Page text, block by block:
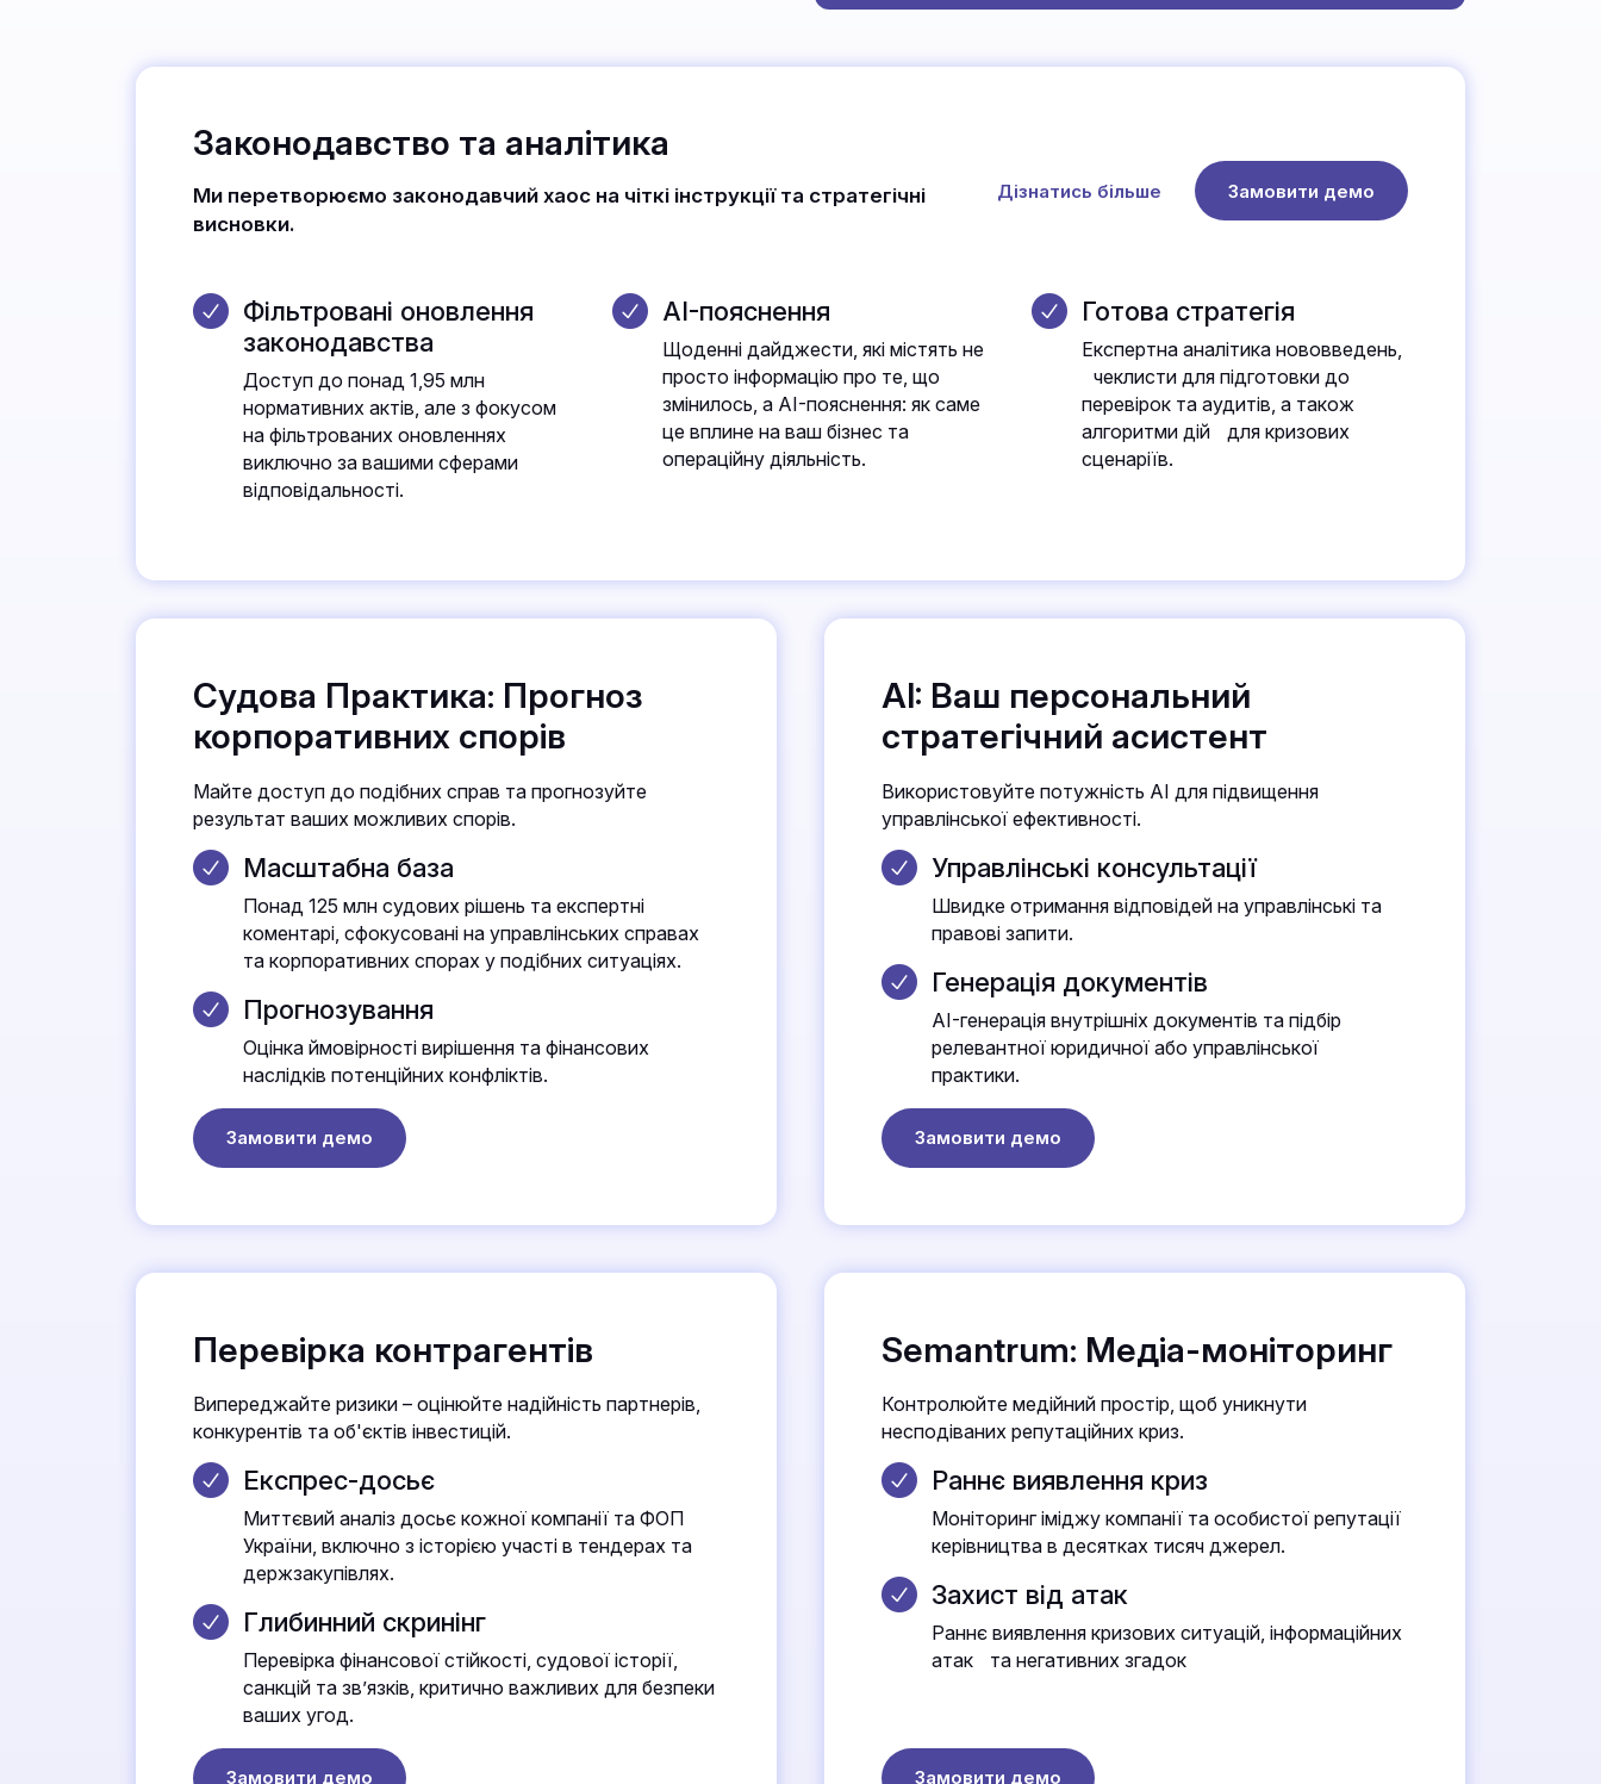
Законодавство та аналітика
Ми перетворюємо законодавчий хаос на чіткі інструкції та стратегічні
висновки.
Дізнатись більше Замовити демо
Фільтровані оновлення
законодавства
Доступ до понад 1,95 млн
нормативних актів, але з фокусом
на фільтрованих оновленнях
виключно за вашими сферами
відповідальності.
AI-пояснення
Щоденні дайджести, які містять не
просто інформацію про те, що
змінилось, а AI-пояснення: як саме
це вплине на ваш бізнес та
операційну діяльність.
Готова стратегія
Експертна аналітика нововведень,
чеклисти для підготовки до
перевірок та аудитів, а також
алгоритми дій для кризових
сценаріїв.
Судова Практика: Прогноз
корпоративних спорів
Майте доступ до подібних справ та прогнозуйте
результат ваших можливих спорів.
Масштабна база
Понад 125 млн судових рішень та експертні
коментарі, сфокусовані на управлінських справах
та корпоративних спорах у подібних ситуаціях.
Прогнозування
Оцінка ймовірності вирішення та фінансових
наслідків потенційних конфліктів.
Замовити демо
AI: Ваш персональний
стратегічний асистент
Використовуйте потужність AI для підвищення
управлінської ефективності.
Управлінські консультації
Швидке отримання відповідей на управлінські та
правові запити.
Генерація документів
AI-генерація внутрішніх документів та підбір
релевантної юридичної або управлінської
практики.
Замовити демо
Перевірка контрагентів
Випереджайте ризики – оцінюйте надійність партнерів,
конкурентів та об'єктів інвестицій.
Експрес-досьє
Миттєвий аналіз досьє кожної компанії та ФОП
України, включно з історією участі в тендерах та
держзакупівлях.
Глибинний скринінг
Перевірка фінансової стійкості, судової історії,
санкцій та зв’язків, критично важливих для безпеки
ваших угод.
Замовити демо
Semantrum: Медіа-моніторинг
Контролюйте медійний простір, щоб уникнути
несподіваних репутаційних криз.
Раннє виявлення криз
Моніторинг іміджу компанії та особистої репутації
керівництва в десятках тисяч джерел.
Захист від атак
Раннє виявлення кризових ситуацій, інформаційних
атак та негативних згадок
Замовити демо